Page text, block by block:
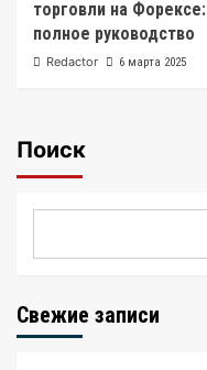
торговли на Форексе:
полное руководство
Redactor 6 марта 2025
Поиск
Свежие записи